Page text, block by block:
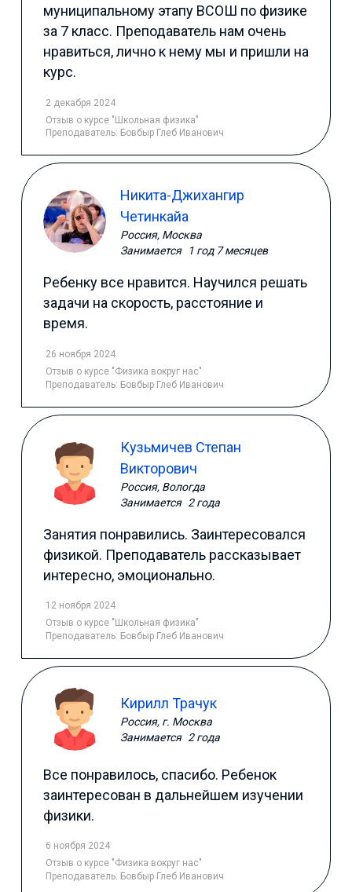
муниципальному этапу ВСОШ по физике
за 7 класс. Преподаватель нам очень
нравиться, лично к нему мы и пришли на
курс.
2 декабря 2024
Отзыв о курсе "Школьная физика"
Преподаватель: Бовбыр Глеб Иванович
Никита-Джихангир
Четинкайа
Россия, Москва
Занимается
1 год 7 месяцев
Ребенку все нравится. Научился решать
задачи на скорость, расстояние и
время.
26 ноября 2024
Отзыв о курсе "Физика вокруг нас"
Преподаватель: Бовбыр Глеб Иванович
Кузьмичев Степан
Викторович
Россия, Вологда
Занимается 2 года
Занятия понравились. Заинтересовался
физикой. Преподаватель рассказывает
интересно, эмоционально.
12 ноября 2024
Отзыв о курсе "Школьная физика"
Преподаватель: Бовбыр Глеб Иванович
Кирилл Трачук
Россия, г. Москва
Занимается 2 года
Все понравилось, спасибо. Ребенок
заинтересован в дальнейшем изучении
физики.
6 ноября 2024
Отзыв о курсе "Физика вокруг нас"
Преподаватель: Бовбыр Глеб Иванович